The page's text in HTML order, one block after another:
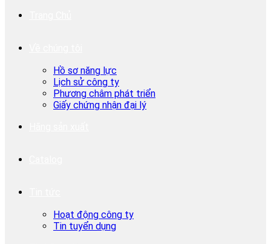
Hồ sơ năng lực
Lịch sử công ty
Phương châm phát triển
Giấy chứng nhận đại lý
Hoạt động công ty
Tin tuyển dụng